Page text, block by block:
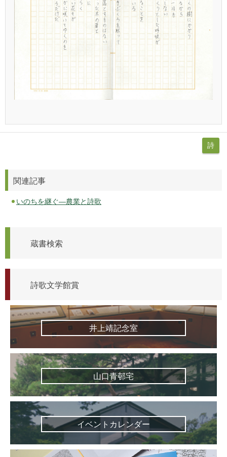
詩
関連記事
いのちを継ぐ―農業と詩歌
蔵書検索
詩歌文学館賞
井上靖記念室
山口青邨宅
イベントカレンダー